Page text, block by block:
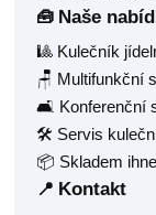
🧰 Naše
🎱 Kulečník
🪑 Multifunkční
🛋️ Konferenční
🛠️ Servis
📦 Skladem
📍 Kontakt